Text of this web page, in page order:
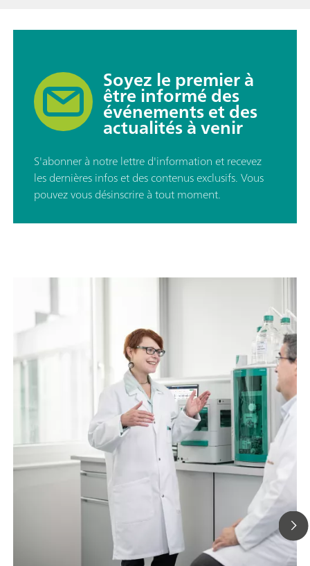
Soyez le premier à
être informé des
événements et des
actualités à venir
S'abonner à notre lettre d'information et recevez
les dernières infos et des contenus exclusifs. Vous
pouvez vous désinscrire à tout moment.